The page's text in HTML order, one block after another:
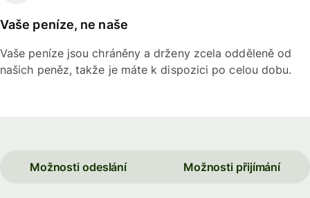
Vaše peníze, ne naše
Vaše peníze jsou chráněny a drženy zcela odděleně od
našich peněz, takže je máte k dispozici po celou dobu.
Možnosti odeslání Možnosti přijímání